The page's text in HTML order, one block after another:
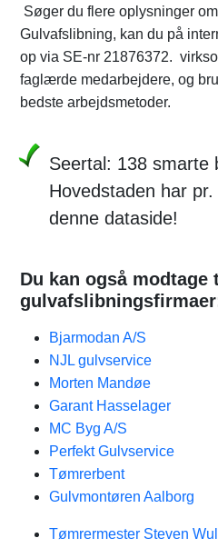
Søger du flere oplysninger
Gulvafslibning, kan du på
op via SE-nr 21876372.
faglærde medarbejdere, og
bedste arbejdsmetoder.
Seertal: 138 smarte
Hovedstaden har
denne dataside!
Du kan også
Bjarmodan A/S
NJL gulvservice
Morten Mandøe
Garant Hasselager
MC Byg A/S
Perfekt Gulvservice
Tømrerbent
Gulvmontøren Aalborg
Tømrermester Steven